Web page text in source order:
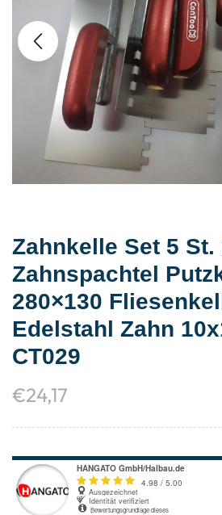
Zahnkelle Set 5
Zahnspachtel
280×130
Edelstahl Zahn
CT029
€24,17